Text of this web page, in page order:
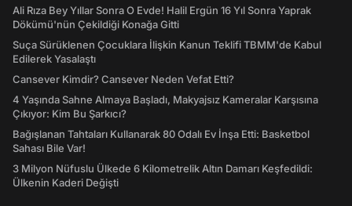
Ali Rıza Bey Yıllar Sonra O Evde! Halil Ergün 16 Yıl Sonra Yaprak
Dökümü'nün Çekildiği Konağa Gitti
Suça Sürüklenen Çocuklara İlişkin Kanun Teklifi TBMM'de Kabul
Edilerek Yasalaştı
Cansever Kimdir? Cansever Neden Vefat Etti?
4 Yaşında Sahne Almaya Başladı, Makyajsız Kameralar Karşısına
Çıkıyor: Kim Bu Şarkıcı?
Bağışlanan Tahtaları Kullanarak 80 Odalı Ev İnşa Etti: Basketbol
Sahası Bile Var!
3 Milyon Nüfuslu Ülkede 6 Kilometrelik Altın Damarı Keşfedildi:
Ülkenin Kaderi Değişti